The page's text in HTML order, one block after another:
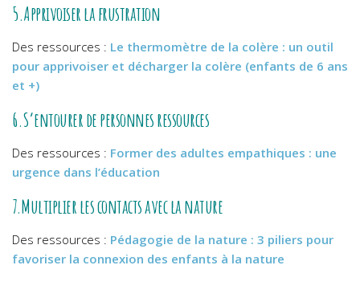
5.Apprivoiser la frustration
Des ressources : Le thermomètre de la colère : un outil
pour apprivoiser et décharger la colère (enfants de 6 ans
et +)
6.S’entourer de personnes ressources
Des ressources : Former des adultes empathiques : une
urgence dans l’éducation
7.Multiplier les contacts avec la nature
Des ressources : Pédagogie de la nature : 3 piliers pour
favoriser la connexion des enfants à la nature